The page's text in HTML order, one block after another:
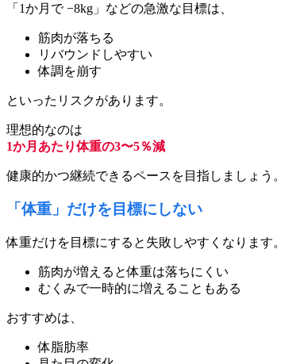
「1か月で −8kg」などの急激な目標は、
筋肉が落ちる
リバウンドしやすい
体調を崩す
といったリスクがあります。
理想的なのは
1か月あたり体重の3〜5％減
健康的かつ継続できるペースを目指しましょう。
「体重」だけを目標にしない
体重だけを目標にすると失敗しやすくなります。
筋肉が増えると体重は落ちにくい
むくみで一時的に増えることもある
おすすめは、
体脂肪率